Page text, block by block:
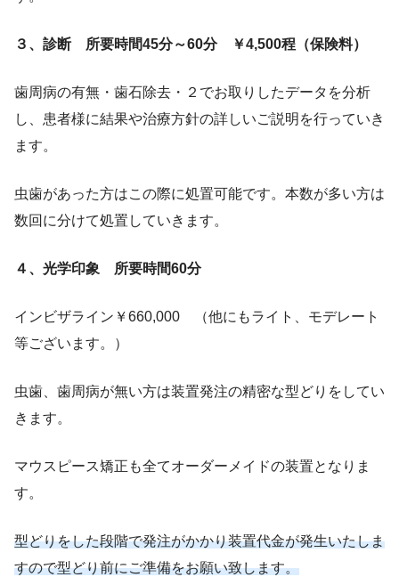
３、診断 所要時間45分～60分 ￥4,500程（保険料）
歯周病の有無・歯石除去・２でお取りしたデータを分析
し、患者様に結果や治療方針の詳しいご説明を行っていき
ます。
虫歯があった方はこの際に処置可能です。本数が多い方は
数回に分けて処置していきます。
４、光学印象 所要時間60分
インビザライン￥660,000 （他にもライト、モデレート
等ございます。）
虫歯、歯周病が無い方は装置発注の精密な型どりをしてい
きます。
マウスピース矯正も全てオーダーメイドの装置となりま
す。
型どりをした段階で発注がかかり装置代金が発生いたしま
すので型どり前にご準備をお願い致します。